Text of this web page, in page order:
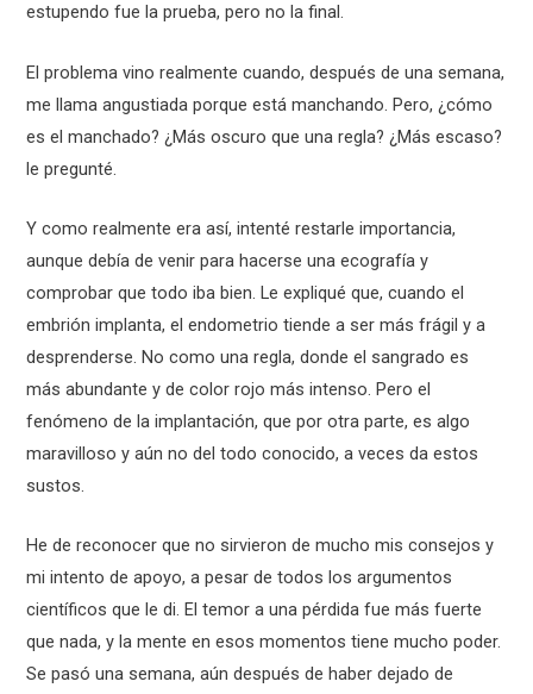
estupendo fue la prueba, pero no la final.
El problema vino realmente cuando, después de una semana,
me llama angustiada porque está manchando. Pero, ¿cómo
es el manchado? ¿Más oscuro que una regla? ¿Más escaso?
le pregunté.
Y como realmente era así, intenté restarle importancia,
aunque debía de venir para hacerse una ecografía y
comprobar que todo iba bien. Le expliqué que, cuando el
embrión implanta, el endometrio tiende a ser más frágil y a
desprenderse. No como una regla, donde el sangrado es
más abundante y de color rojo más intenso. Pero el
fenómeno de la implantación, que por otra parte, es algo
maravilloso y aún no del todo conocido, a veces da estos
sustos.
He de reconocer que no sirvieron de mucho mis consejos y
mi intento de apoyo, a pesar de todos los argumentos
científicos que le di. El temor a una pérdida fue más fuerte
que nada, y la mente en esos momentos tiene mucho poder.
Se pasó una semana, aún después de haber dejado de